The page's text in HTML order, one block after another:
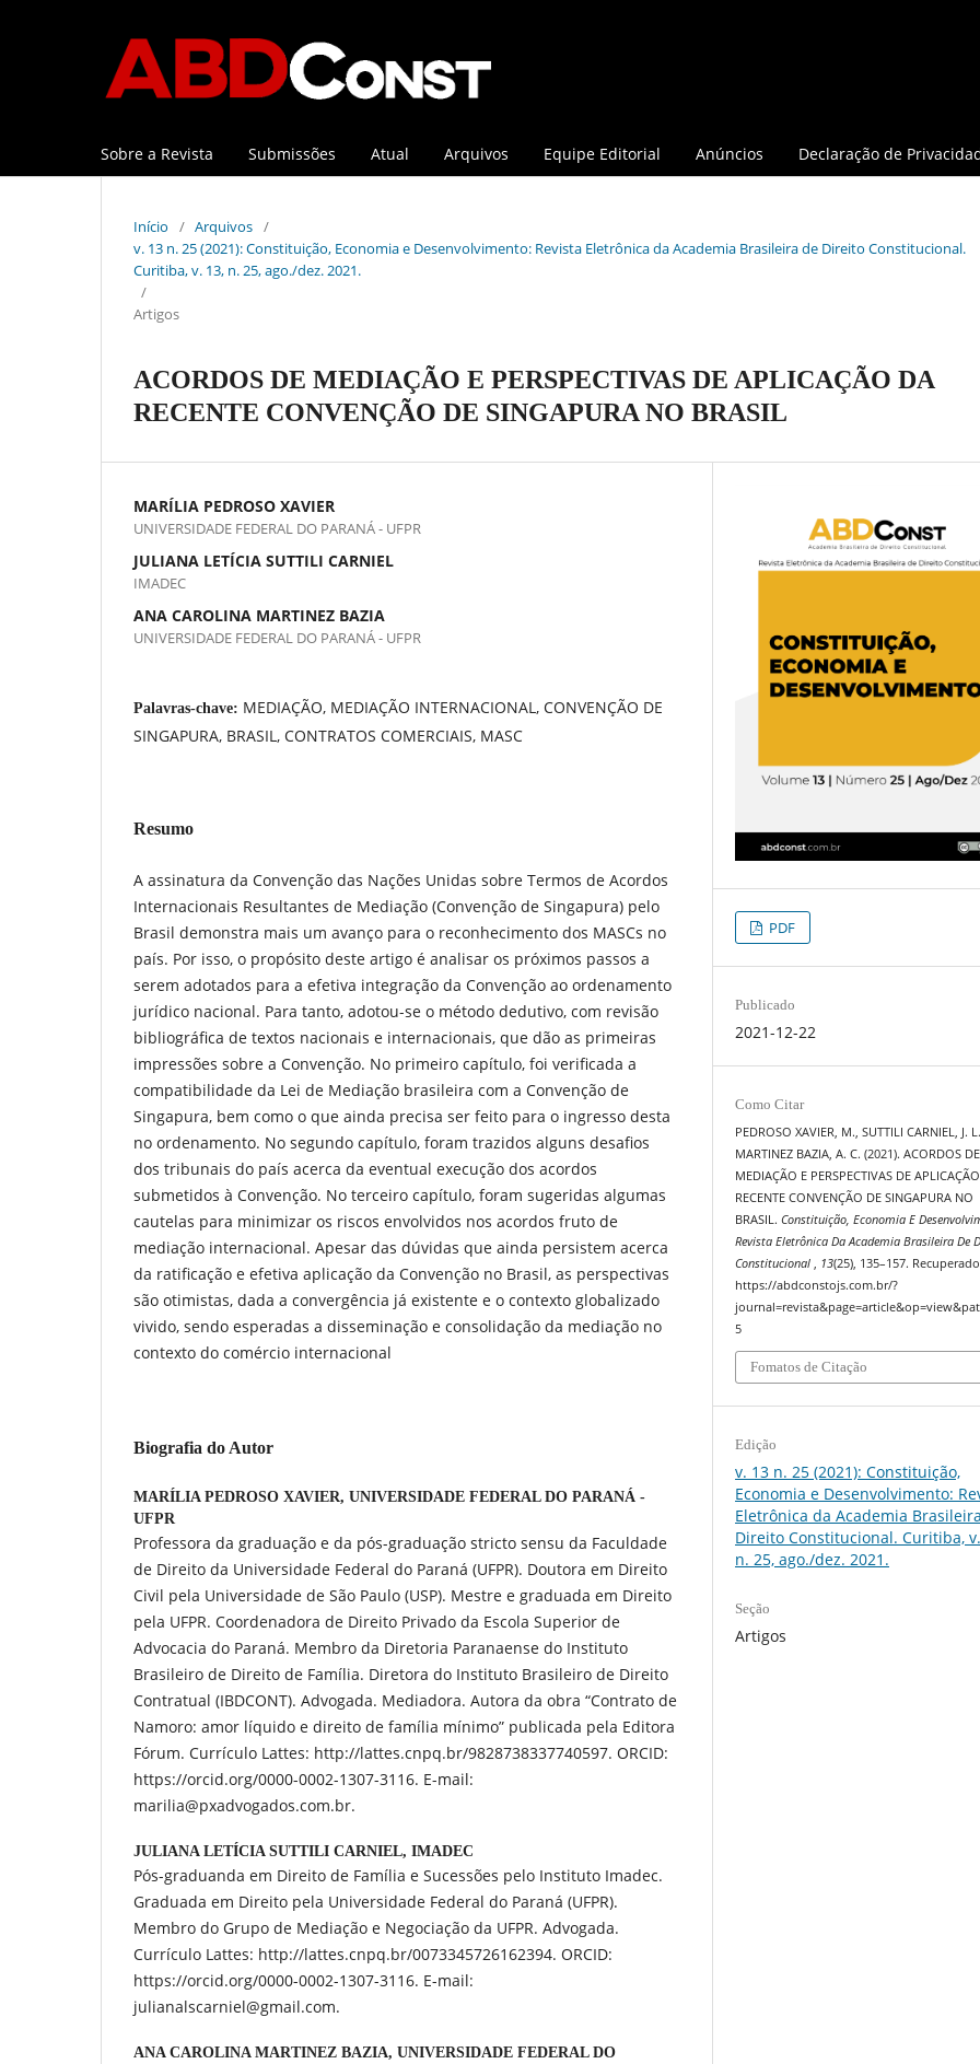
Sobre a Revista Submissões Atual Arquivos Equipe Editorial Anúncios Declaração de
Início / Arquivos /
v. 13 n. 25 (2021): Constituição, Economia e Desenvolvimento: Revista Eletrônica da Academia Brasileira de Direito Constitucional.
Curitiba, v. 13, n. 25, ago./dez. 2021.
/
Artigos
ACORDOS DE MEDIAÇÃO E PERSPECTIVAS DE APLICAÇÃO DA
RECENTE CONVENÇÃO DE SINGAPURA NO BRASIL
MARÍLIA PEDROSO XAVIER
UNIVERSIDADE FEDERAL DO PARANÁ - UFPR
JULIANA LETÍCIA SUTTILI CARNIEL
IMADEC
ANA CAROLINA MARTINEZ BAZIA
UNIVERSIDADE FEDERAL DO PARANÁ - UFPR
Palavras-chave: MEDIAÇÃO, MEDIAÇÃO INTERNACIONAL, CONVENÇÃO DE
SINGAPURA, BRASIL, CONTRATOS COMERCIAIS, MASC
Resumo
A assinatura da Convenção das Nações Unidas sobre Termos de Acordos
Internacionais Resultantes de Mediação (Convenção de Singapura) pelo
Brasil demonstra mais um avanço para o reconhecimento dos MASCs no
país. Por isso, o propósito deste artigo é analisar os próximos passos a
serem adotados para a efetiva integração da Convenção ao ordenamento
jurídico nacional. Para tanto, adotou-se o método dedutivo, com revisão
bibliográfica de textos nacionais e internacionais, que dão as primeiras
impressões sobre a Convenção. No primeiro capítulo, foi verificada a
compatibilidade da Lei de Mediação brasileira com a Convenção de
Singapura, bem como o que ainda precisa ser feito para o ingresso desta
no ordenamento. No segundo capítulo, foram trazidos alguns desafios
dos tribunais do país acerca da eventual execução dos acordos
submetidos à Convenção. No terceiro capítulo, foram sugeridas algumas
cautelas para minimizar os riscos envolvidos nos acordos fruto de
mediação internacional. Apesar das dúvidas que ainda persistem acerca
da ratificação e efetiva aplicação da Convenção no Brasil, as perspectivas
são otimistas, dada a convergência já existente e o contexto globalizado
vivido, sendo esperadas a disseminação e consolidação da mediação no
contexto do comércio internacional
Biografia do Autor
MARÍLIA PEDROSO XAVIER, UNIVERSIDADE FEDERAL DO PARANÁ -
UFPR
Professora da graduação e da pós-graduação stricto sensu da Faculdade
de Direito da Universidade Federal do Paraná (UFPR). Doutora em Direito
Civil pela Universidade de São Paulo (USP). Mestre e graduada em Direito
pela UFPR. Coordenadora de Direito Privado da Escola Superior de
Advocacia do Paraná. Membro da Diretoria Paranaense do Instituto
Brasileiro de Direito de Família. Diretora do Instituto Brasileiro de Direito
Contratual (IBDCONT). Advogada. Mediadora. Autora da obra “Contrato de
Namoro: amor líquido e direito de família mínimo” publicada pela Editora
Fórum. Currículo Lattes: http://lattes.cnpq.br/9828738337740597. ORCID:
https://orcid.org/0000-0002-1307-3116. E-mail:
marilia@pxadvogados.com.br.
JULIANA LETÍCIA SUTTILI CARNIEL, IMADEC
Pós-graduanda em Direito de Família e Sucessões pelo Instituto Imadec.
Graduada em Direito pela Universidade Federal do Paraná (UFPR).
Membro do Grupo de Mediação e Negociação da UFPR. Advogada.
Currículo Lattes: http://lattes.cnpq.br/0073345726162394. ORCID:
https://orcid.org/0000-0002-1307-3116. E-mail:
julianalscarniel@gmail.com.
ANA CAROLINA MARTINEZ BAZIA, UNIVERSIDADE FEDERAL DO
PDF
Publicado
2021-12-22
Como Citar
PEDROSO XAVIER, M., SUTTILI CARNIEL, J.
MARTINEZ BAZIA, A. C. (2021). ACORDOS DE
MEDIAÇÃO E PERSPECTIVAS DE
RECENTE CONVENÇÃO DE SINGAPURA NO
BRASIL.Constituição, Economia E
Revista Eletrônica Da Academia Brasileira De
Constitucional
13(25), 135–157.
https://abdconstojs.com.br/?
5
Fomatos de Citação
Edição
v. 13 n. 25 (2021): Constituição,
Economia e Desenvolvimento:
Eletrônica da Academia
Direito Constitucional. Curitiba,
n. 25, ago./dez. 2021.
Seção
Artigos